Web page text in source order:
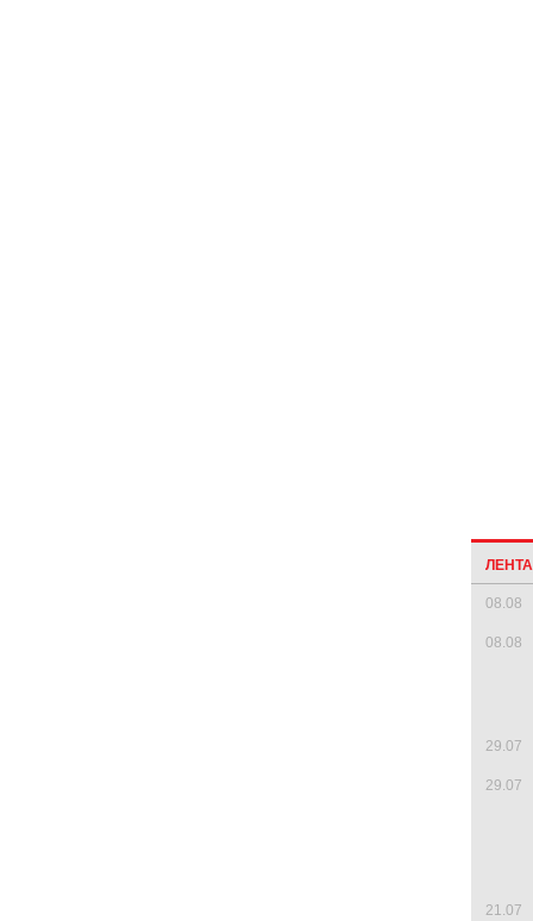
08.08
08.08
29.07
29.07
21.07